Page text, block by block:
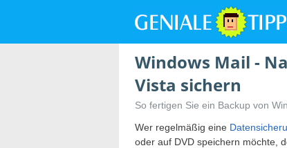
Windows Mail -
Vista sichern
So fertigen Sie ein Backup von
Wer regelmäßig eine
oder auf DVD speichern möchte,